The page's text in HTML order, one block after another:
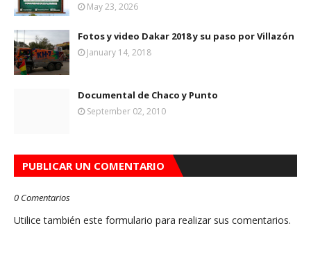
May 23, 2026
Fotos y video Dakar 2018 y su paso por Villazón
January 14, 2018
Documental de Chaco y Punto
September 02, 2010
PUBLICAR UN COMENTARIO
0 Comentarios
Utilice también este formulario para realizar sus comentarios.